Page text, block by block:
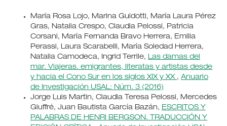
María Rosa Lojo, Marina Guidotti, María Laura Pérez
Gras, Natalia Crespo, Claudia Pelossi, Patricia
Corsani, María Fernanda Bravo Herrera, Emilia
Perassi, Laura Scarabelli, María Soledad Herrera,
Natalia Camodeca, Ingrid Terrile, Las damas del
mar. Viajeras. emigrantes, literatas y artistas desde
y hacia el Cono Sur en los siglos XIX y XX , Anuario
de Investigación USAL: Núm. 3 (2016)
Jorge Luis Martin, Claudia Teresa Pelossi, Mercedes
Giuffré, Juan Bautista García Bazán, ESCRITOS Y
PALABRAS DE HENRI BERGSON. TRADUCCIÓN Y